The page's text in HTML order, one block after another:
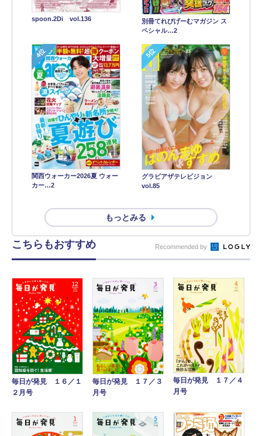
spoon.2Di vol.136
別冊てれびげーむマガジン ス
ペシャル…2
4位
関西ウォーカー2026夏 ウォー
カー…2
5位
グラビアザテレビジョン
vol.85
もっとみる
こちらもおすすめ Recommended by
毎日が発見 １６／１
２月号
毎日が発見 １７／３
月号
毎日が発見 １７／４
月号